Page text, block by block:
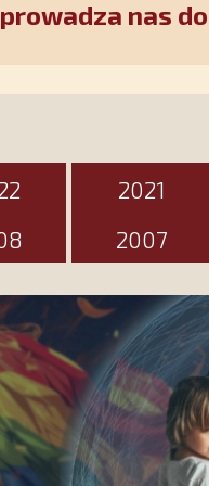
nas
jest
2021
2007